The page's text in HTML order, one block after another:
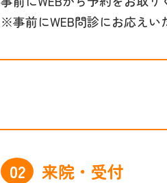
※事前にWEB問診にお応え
来院・受付